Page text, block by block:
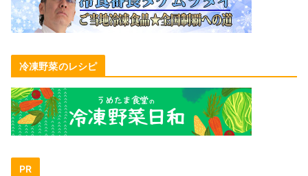
冷凍野菜のレシピ
PR